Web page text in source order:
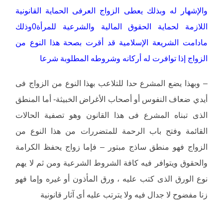
والإشهار له وبذلك يعطى الزواج العرفى الحماية القانونية
اللازمة لحماية الحقوق المالية والشرعية للمرأة0وذلك
مادامت الشريعة الإسلامية قد أقرت بصحة هذا النوع من
الزواج إذا توافرت له أركانه وشروطه المطلوبة شرعا
– وبهذا يضع المشرع حدا للتلاعب بهذا النوع من الزواج فى
أيدي ضعاف النفوس أو أصحاب الأغراض الخبيثة- أما المنطق
الذى تبناه المشرع فى هذا القانون وهو تصفية الحالات
القائمة وفتح باب الرحمة للمتضررات من هذا النوع من
الزواج فهو منطق ساذج مبتور – فإما زواج يحفظ الكرامة
والحقوق ويتوافر فيه كافة الشروط الشرعية ومن ثم لا يهم
نوع الورق الذى كتب عليه ، ورق المأذون أو غيره وإما فهو
زنا مفضوح لا جدال فيه ولا يترتب عليه أى آثار قانونية